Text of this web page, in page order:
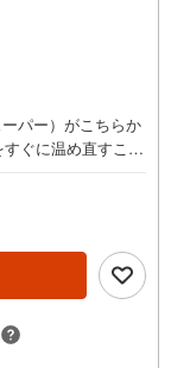
パー）がこちらか
ぐに温め直すこと
平米の建物面積
。玄関ポーチの
。小物の多い方で
いています。来訪